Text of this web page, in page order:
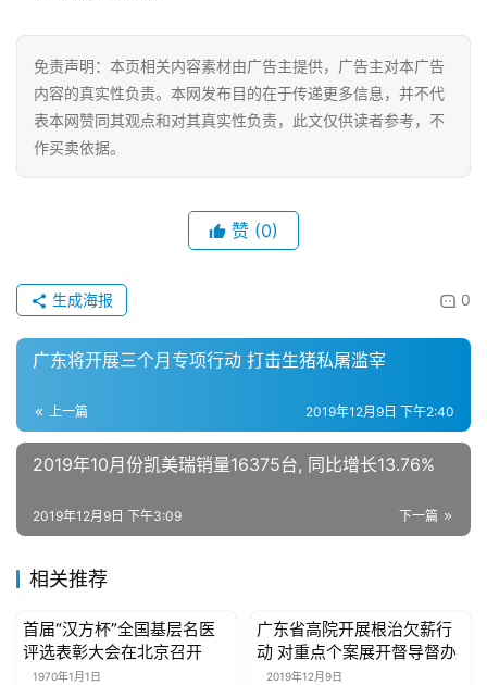
免责声明：本页相关内容素材由广告主提供，广告主对本广告
内容的真实性负责。本网发布目的在于传递更多信息，并不代
表本网赞同其观点和对其真实性负责，此文仅供读者参考，不
作买卖依据。
赞 (0)
0
生成海报
广东将开展三个月专项行动 打击生猪私屠滥宰
上一篇 2019年12月9日 下午2:40
2019年10月份凯美瑞销量16375台, 同比增长13.76%
下一篇
2019年12月9日 下午3:09
相关推荐
母婴亲子
首届“汉方杯”全国基层名医
评选表彰大会在北京召开
1970年1月1日
母婴亲子
广东省高院开展根治欠薪行
动 对重点个案展开督导督办
2019年12月9日